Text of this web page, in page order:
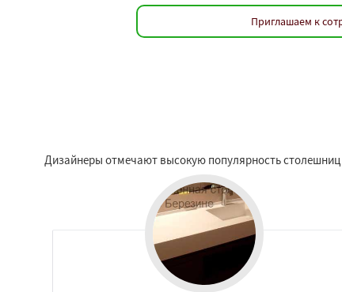
Приглашаем к
Дизайнеры отмечают высокую популярность